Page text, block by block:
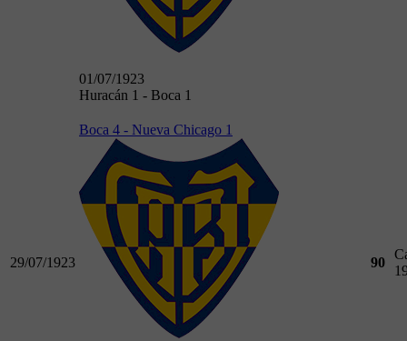
01/07/1923
Huracán 1 - Boca 1
29/07/1923
Boca 4 - Nueva Chicago 1
90